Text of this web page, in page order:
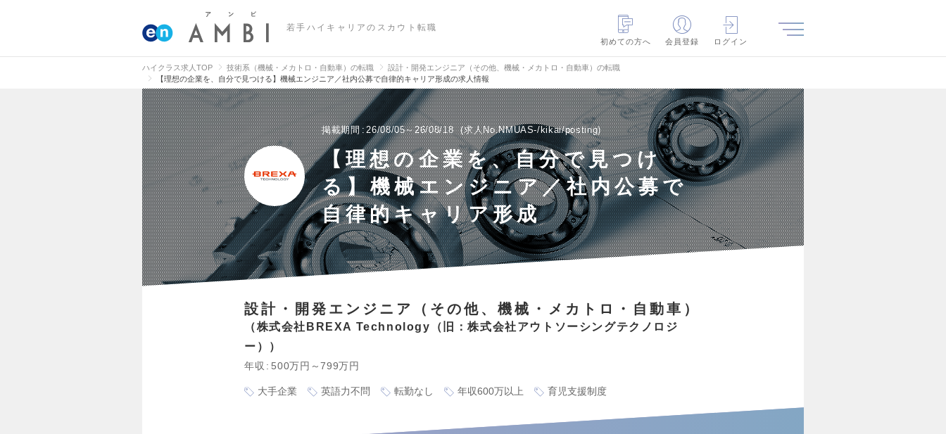
若手ハイキャリアのスカウト転職
初めての方へ
会員登録 ログイン
ハイクラス求人TOP 技術系（機械・メカトロ・自動車）の転職
設計・開発エンジニア（その他、機械・メカトロ・自動車）の転職
【理想の企業を、自分で見つける】機械エンジニア／社内公募で自律的キャリア形成の求人情報
掲載期間 26/08/05～26/08/18 求人No.NMUAS-/kikai/posting
【理想の企業を、自分で見つけ
る】機械エンジニア／社内公募で
自律的キャリア形成
設計・開発エンジニア（その他、機械・メカトロ・自動車）
株式会社BREXA Technology（旧：株式会社アウトソーシングテクノロジ
ー）
年収 500万円～799万円
大手企業 英語力不問 転勤なし 年収600万以上 育児支援制度